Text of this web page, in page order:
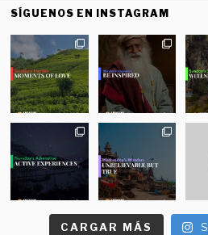
SÍGUENOS EN INSTAGRAM
CARGAR MÁS